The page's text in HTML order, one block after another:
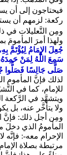
فيحتاجون إلى أن
ركعة: لزمهم أن
ومِن التَّعليلات في
ولهذا أمرَ المأمومَ
جُعِلَ الإِمَامُ لِيُؤْتَمَّ
سَمِعَ اللَّهُ لِمَنْ حَمِدَهُ،
صَلَّى جَالِسًا فَصَلُّوا
لذلك فإنَّ المأموم
للإمام، كما في
ويتشهَّد في الرَّكعة
ولا يتأخَّر عنه، بل
ومِن أجل ذلك: فإنَّ
المأمومُ الذي دخلَ
الإحرام معه-: فإنَّه
مرتبطة بصلاة